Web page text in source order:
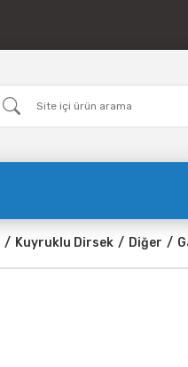
Kuyruklu Dirsek Diğer